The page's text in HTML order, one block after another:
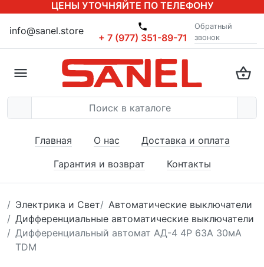
ЦЕНЫ УТОЧНЯЙТЕ ПО ТЕЛЕФОНУ
info@sanel.store
+ 7 (977) 351-89-71
Обратный
звонок
Главная О нас
Доставка и оплата
Гарантия и возврат
Контакты
Электрика и Свет
Автоматические выключатели
Дифференциальные автоматические выключатели
Дифференциальный автомат АД-4 4Р 63А 30мА
TDM